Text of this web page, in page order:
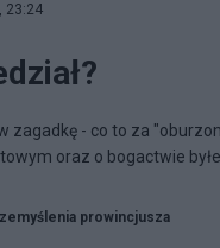
23:24
zagadkę - co to za
oraz o bogactwie
prowincjusza